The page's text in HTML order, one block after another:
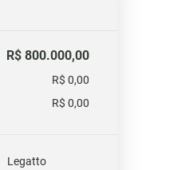
R$ 800.000,00
R$ 0,00
R$ 0,00
Legatto